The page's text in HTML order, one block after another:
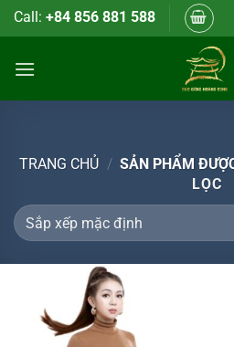
Bỏ
qua
dung
Call: +84 856 881 588
TRANG CHỦ / SẢN PHẨM
LỌC